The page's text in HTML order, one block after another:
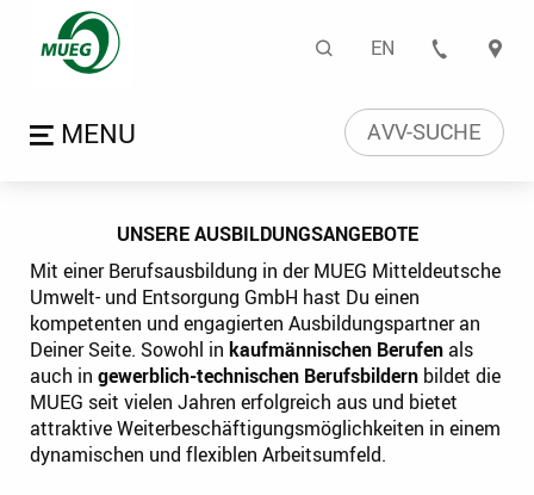
Ausbildung | Suche
Sprachwahl
EN
Menü öffnenAVV-SUCHE
UNSERE AUSBILDUNGSANGEBOTE
Mit einer Berufsausbildung in der MUEG Mitteldeutsche
Umwelt- und Entsorgung GmbH hast Du einen
kompetenten und engagierten Ausbildungspartner an
Deiner Seite. Sowohl in kaufmännischen Berufenals
auch in gewerblich-technischen Berufsbildern bildet die
MUEG seit vielen Jahren erfolgreich aus und bietet
attraktive Weiterbeschäftigungsmöglichkeiten in einem
dynamischen und flexiblen Arbeitsumfeld.